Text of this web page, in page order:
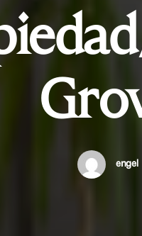
engel